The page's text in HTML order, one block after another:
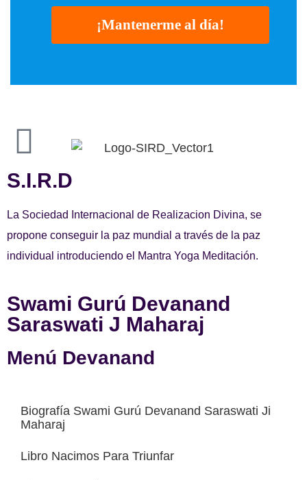
S.I.R.D
La Sociedad Internacional de Realizacion Divina, se
propone conseguir la paz mundial a través de la paz
individual introduciendo el Mantra Yoga Meditación.
Swami Gurú Devanand
Saraswati J Maharaj
Menú Devanand
Biografía Swami Gurú Devanand Saraswati Ji
Maharaj
Libro Nacimos Para Triunfar